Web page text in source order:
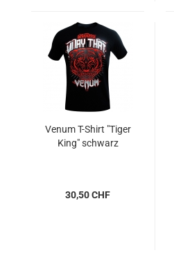
Venum T-Shirt "Tiger
King" schwarz
30,50 CHF